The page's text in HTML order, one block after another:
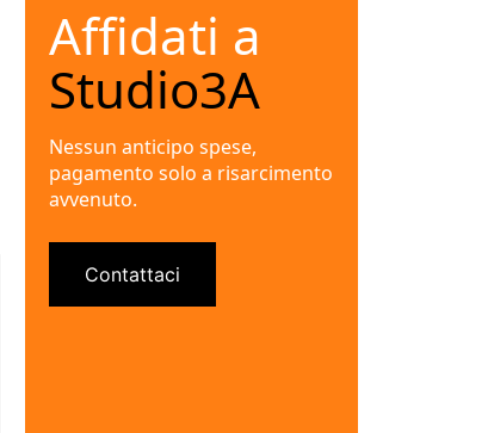
Affidati a
Studio3A
Nessun anticipo spese,
pagamento solo a risarcimento
avvenuto.
Contattaci